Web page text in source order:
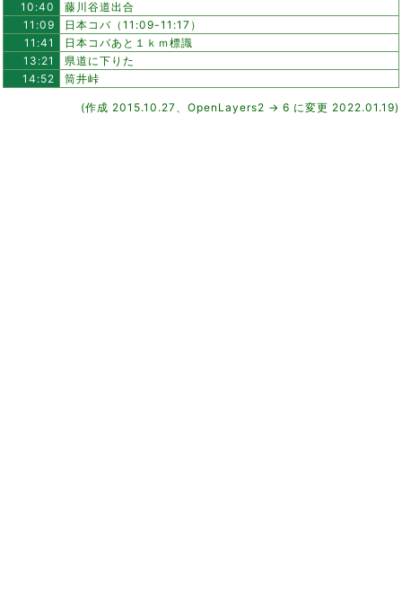
10:40
藤川谷道出合
11:09
日本コバ（11:09-11:17）
11:41
日本コバあと１ｋｍ標識
13:21
県道に下りた
14:52
筒井峠
(作成 2015.10.27、OpenLayers2 → 6 に変更 2022.01.19)